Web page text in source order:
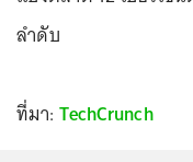
ลำดับ
ที่มา:TechCrunch